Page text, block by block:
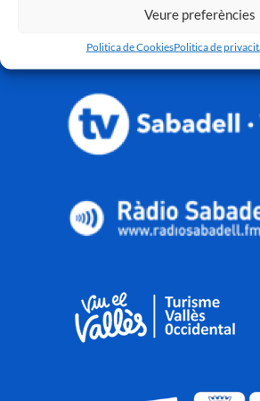
Veure preferències
Politica de CookiesPolitica de